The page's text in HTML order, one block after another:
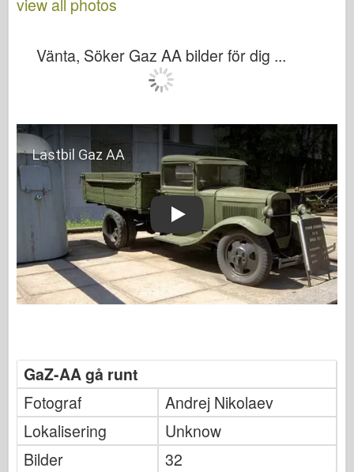
view all photos
Vänta, Söker Gaz AA bilder för dig ...
Play
GaZ-AA gå runt
Fotograf
Andrej Nikolaev
Lokalisering
Unknow
Bilder
32